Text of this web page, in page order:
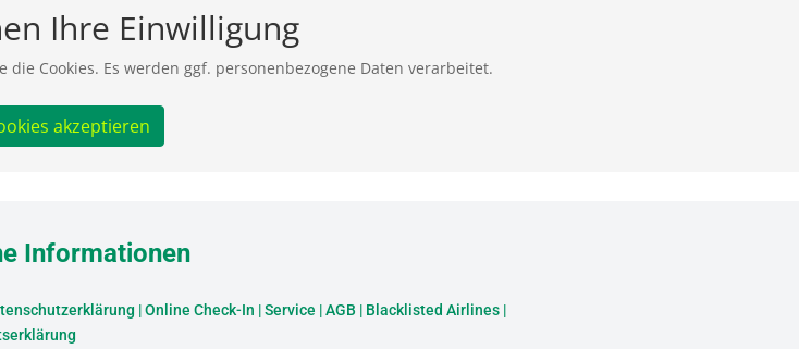
Ihre Einwilligung
Cookies. Es werden ggf. personenbezogene Daten verarbeitet.
akzeptieren
Informationen
|Online Check-In |Service |AGB | Blacklisted Airlines|